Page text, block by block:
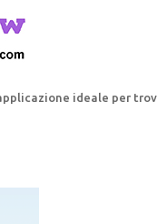
ideale per